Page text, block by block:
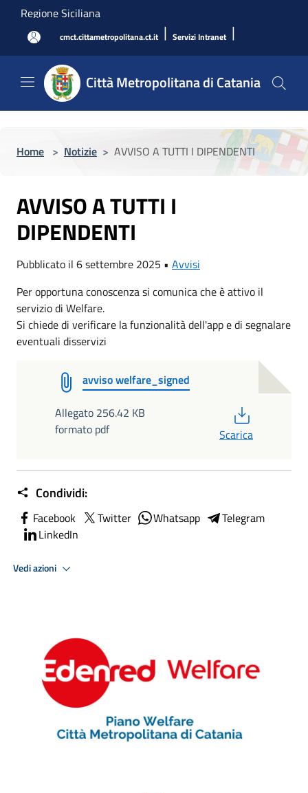
Salta al contenuto principale
Regione Siciliana
cmct.cittametropolitana.ct.it | Servizi Intranet |
Città Metropolitana di Catania
Home > Notizie > AVVISO A TUTTI I DIPENDENTI
AVVISO A TUTTI I
DIPENDENTI
Pubblicato il 6 settembre 2025 • Avvisi
Per opportuna conoscenza si comunica che è attivo il
servizio di Welfare.
Si chiede di verificare la funzionalità dell'app e di segnalare
eventuali disservizi
avviso welfare_signed
Allegato 256.42 KB
formato pdf
Scarica
Condividi:
Facebook Twitter Whatsapp
Telegram
LinkedIn
Vedi azioni